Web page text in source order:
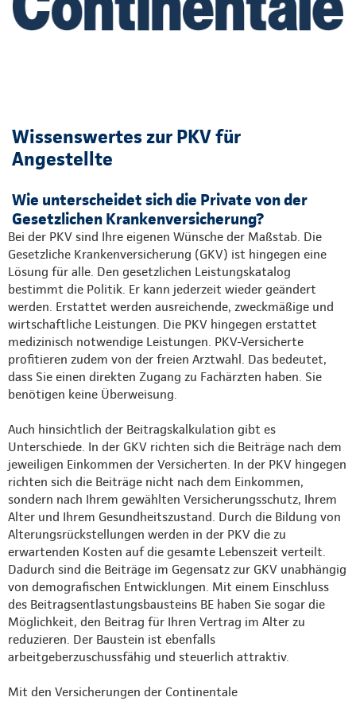
Wissenswertes zur PKV für
Angestellte
Wie unterscheidet sich die Private von der
Gesetzlichen Krankenversicherung?
Bei der PKV sind Ihre eigenen Wünsche der Maßstab. Die
Gesetzliche Krankenversicherung (GKV) ist hingegen eine
Lösung für alle. Den gesetzlichen Leistungskatalog
bestimmt die Politik. Er kann jederzeit wieder geändert
werden. Erstattet werden ausreichende, zweckmäßige und
wirtschaftliche Leistungen. Die PKV hingegen erstattet
medizinisch notwendige Leistungen. PKV-Versicherte
profitieren zudem von der freien Arztwahl. Das bedeutet,
dass Sie einen direkten Zugang zu Fachärzten haben. Sie
benötigen keine Überweisung.
Auch hinsichtlich der Beitragskalkulation gibt es
Unterschiede. In der GKV richten sich die Beiträge nach dem
jeweiligen Einkommen der Versicherten. In der PKV hingegen
richten sich die Beiträge nicht nach dem Einkommen,
sondern nach Ihrem gewählten Versicherungsschutz, Ihrem
Alter und Ihrem Gesundheitszustand. Durch die Bildung von
Alterungsrückstellungen werden in der PKV die zu
erwartenden Kosten auf die gesamte Lebenszeit verteilt.
Dadurch sind die Beiträge im Gegensatz zur GKV unabhängig
von demografischen Entwicklungen. Mit einem Einschluss
des Beitragsentlastungsbausteins BE haben Sie sogar die
Möglichkeit, den Beitrag für Ihren Vertrag im Alter zu
reduzieren. Der Baustein ist ebenfalls
arbeitgeberzuschussfähig und steuerlich attraktiv.
Mit den Versicherungen der Continentale